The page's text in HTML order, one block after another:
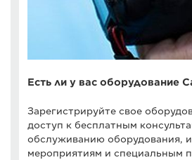
Есть ли у вас оборудование
Зарегистрируйте свое
доступ к бесплатным
обслуживанию оборудования,
мероприятиям и специальным